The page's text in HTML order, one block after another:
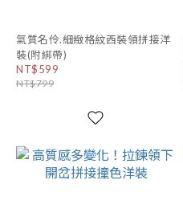
氣質名伶.細緻格紋西裝領拼接洋
裝(附綁帶)
NT$599
NT$799